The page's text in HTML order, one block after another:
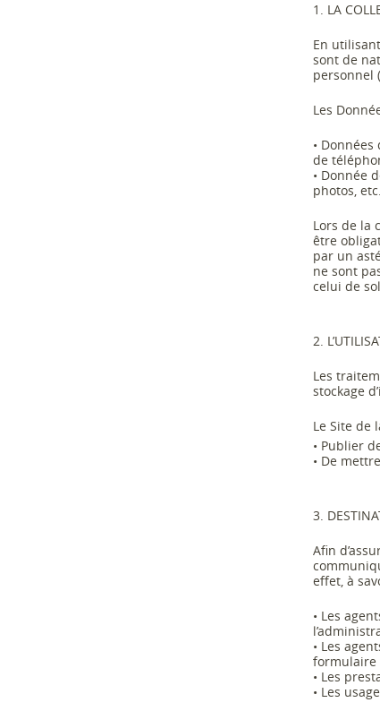
1. LA
En
sont de
personnel
Les
• Données
de
• Donnée
photos,
Lors de la
être
par un
ne sont
celui de
2.
Les
stockage
Le Site de
• Publier
• De
3.
Afin
effet, à
• Les
• Les
formulaire
• Les
• Les